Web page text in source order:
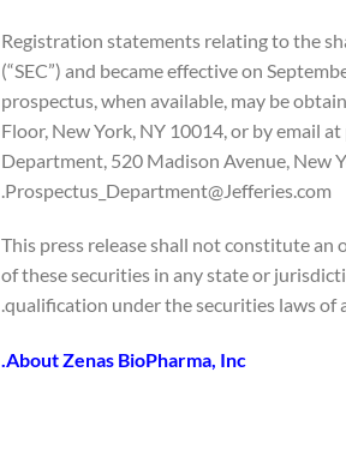
Registration statements relating to the
(“SEC”) and became effective on
prospectus, when available, may be
Floor, New York, NY 10014, or by email
Department, 520 Madison Avenue, New
Prospectus_Department@Jefferies.com.
This press release shall not constitute an
of these securities in any state or
qualification under the securities laws of
About Zenas BioPharma, Inc.